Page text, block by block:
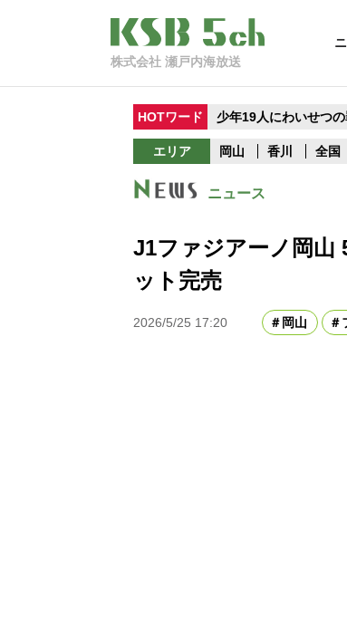
株式会社 瀬戸内海放送
HOTワード 少年19人にわいせつ
エリア 岡山 香川 全国
ニュース
J1ファジアーノ岡
ット完売
2026/5/25 17:20 岡山